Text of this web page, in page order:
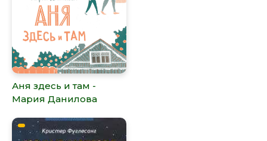
Аня здесь и там -
Мария Данилова